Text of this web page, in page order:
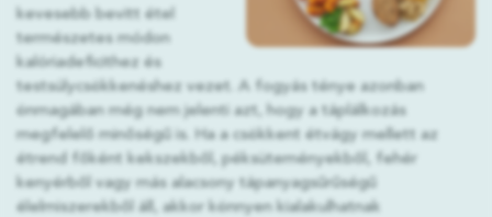
kevesebb bevitt étel
természetes módon
kalóriadeficithez és
testsúlycsökkenéshez vezet. A fogyás ténye azonban
önmagában még nem jelenti azt, hogy a táplálkozás
megfelelő minőségű is. Ha a csökkent étvágy mellett az
étrend főként kekszekből, péksüteményekből, fehér
kenyérből vagy más alacsony tápanyagsűrűségű
élelmiszerekből áll, akkor könnyen kialakulhatnak